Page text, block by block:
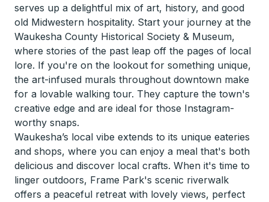
serves up a delightful mix of art, history, and good
old Midwestern hospitality. Start your journey at the
Waukesha County Historical Society & Museum,
where stories of the past leap off the pages of local
lore. If you're on the lookout for something unique,
the art-infused murals throughout downtown make
for a lovable walking tour. They capture the town's
creative edge and are ideal for those Instagram-
worthy snaps.
Waukesha’s local vibe extends to its unique eateries
and shops, where you can enjoy a meal that's both
delicious and discover local crafts. When it's time to
linger outdoors, Frame Park's scenic riverwalk
offers a peaceful retreat with lovely views, perfect